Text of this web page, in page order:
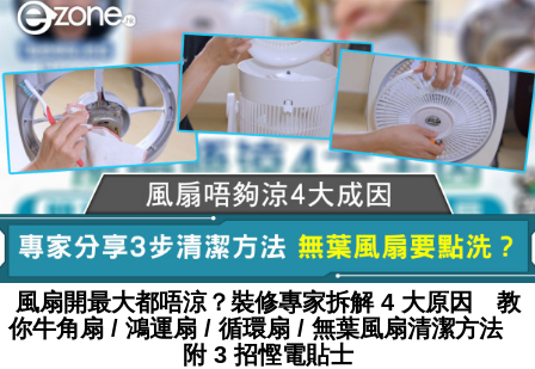
風扇開最大都唔涼？裝修專家拆解 4 大原因 教
你牛角扇 / 鴻運扇 / 循環扇 / 無葉風扇清潔方法
附 3 招慳電貼士